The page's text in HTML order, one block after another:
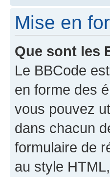
Mise en
Que sont les
Le BBCode
en forme des
vous pouvez
dans chacun
formulaire de
au style